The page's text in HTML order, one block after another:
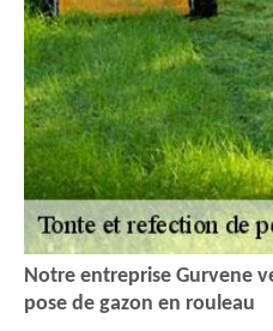
Notre entreprise Gurvene
pose de gazon en rouleau